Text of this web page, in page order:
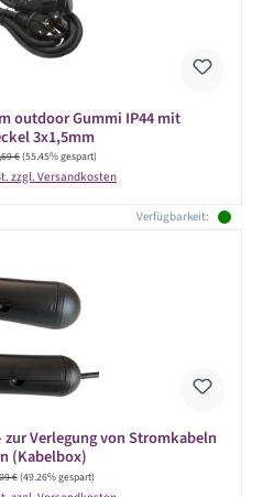
outdoor Gummi IP44 mit
3x1,5mm
Preis:
€(55.45% gespart)
zzgl. Versandkosten
Verfügbarkeit:
Verlegung von Stromkabeln
(Kabelbox)
Preis:
€(49.26% gespart)